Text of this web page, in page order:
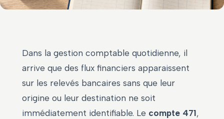
Dans la gestion comptable quotidienne, il
arrive que des flux financiers apparaissent
sur les relevés bancaires sans que leur
origine ou leur destination ne soit
immédiatement identifiable. Le compte 471,